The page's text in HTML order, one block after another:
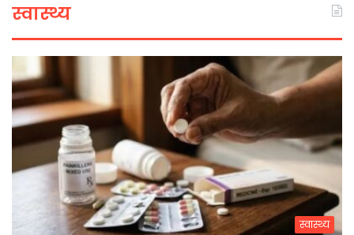
स्वास्थ्य
स्वास्थ्य